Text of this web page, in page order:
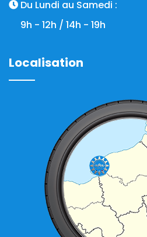
Du Lundi au Samedi :
9h - 12h / 14h - 19h
Localisation